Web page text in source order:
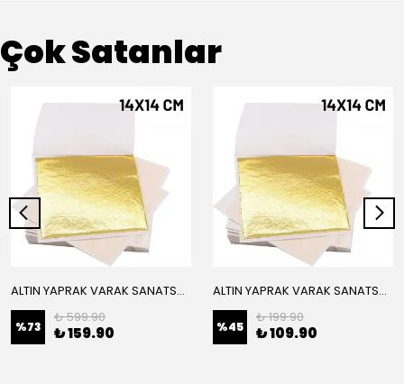
Çok Satanlar
ALTIN YAPRAK VARAK SANATSAL BÜYÜK BOY FOLYO EPOKSİ REÇİNE NAİL ART 16 ADET 14X14 CM ALTIN RENK
%73
₺ 599.90
₺ 159.90
ALTIN YAPRAK VARAK SANATSAL BÜYÜK BOY FOLYO EPOKSİ REÇİNE NAİL ART 8 ADET ALTIN RENK 14X14 CM
%45
₺ 199.90
₺ 109.90